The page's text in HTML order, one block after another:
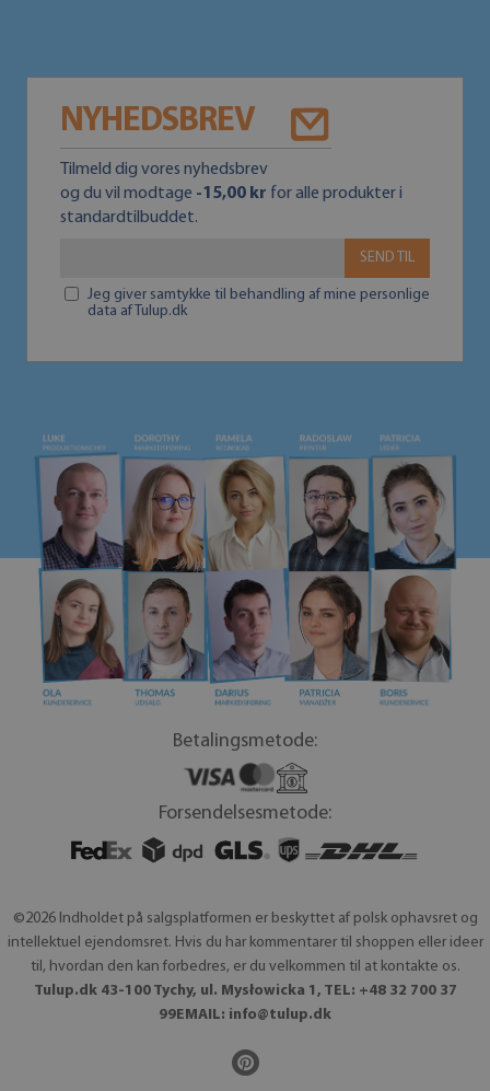
NYHEDSBREV
Tilmeld dig vores nyhedsbrev
og du vil modtage -15,00 kr for alle produkter i
standardtilbuddet.
SEND TIL
Jeg giver samtykke til behandling af mine personlige
data af Tulup.dk
Betalingsmetode:
Forsendelsesmetode:
©2026 Indholdet på salgsplatformen er beskyttet af polsk ophavsret og
intellektuel ejendomsret. Hvis du har kommentarer til shoppen eller ideer
til, hvordan den kan forbedres, er du velkommen til at kontakte os.
Tulup.dk 43-100 Tychy, ul. Mysłowicka 1, TEL: +48 32 700 37
99EMAIL: info@tulup.dk